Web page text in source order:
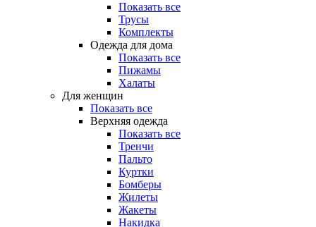
Показать все
Трусы
Комплекты
Одежда для дома
Показать все
Пижамы
Халаты
Для женщин
Показать все
Верхняя одежда
Показать все
Тренчи
Пальто
Куртки
Бомберы
Жилеты
Жакеты
Накидка